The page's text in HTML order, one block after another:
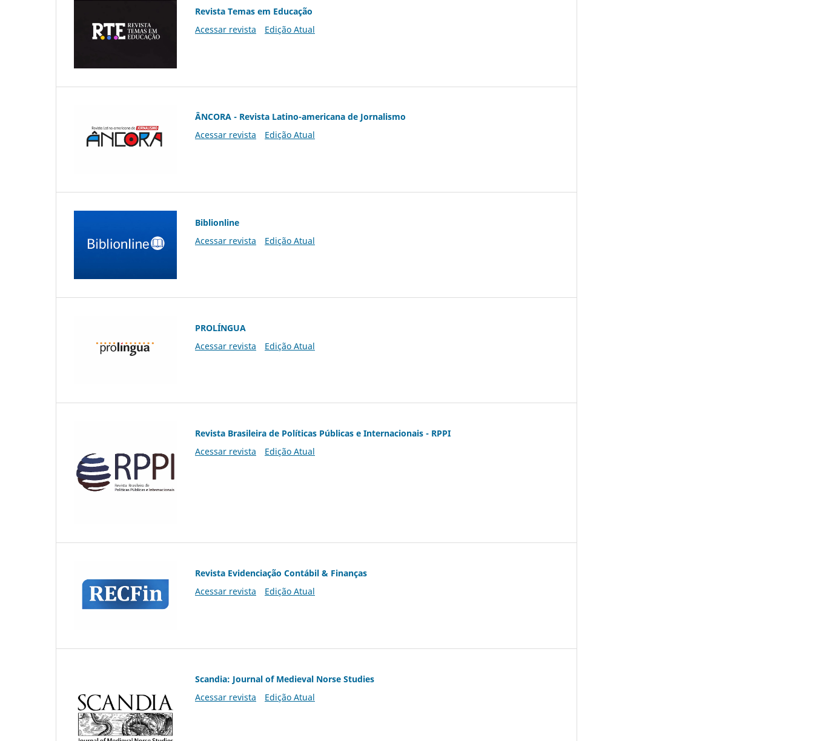
Revista Temas em Educação
Acessar revista
Edição Atual
ÂNCORA - Revista Latino-americana de Jornalismo
Acessar revista
Edição Atual
Biblionline
Acessar revista
Edição Atual
PROLÍNGUA
Acessar revista
Edição Atual
Revista Brasileira de Políticas Públicas e Internacionais - RPPI
Acessar revista
Edição Atual
Revista Evidenciação Contábil & Finanças
Acessar revista
Edição Atual
Scandia: Journal of Medieval Norse Studies
Acessar revista
Edição Atual